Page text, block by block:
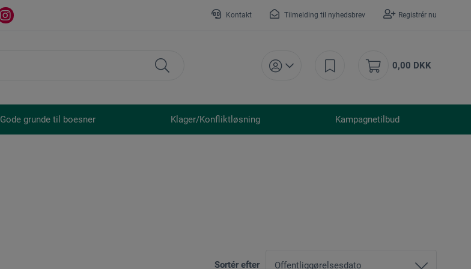
Kontakt Tilmelding til nyhedsbrev Registrér nu
0,00 DKK
Gode grunde til boesner Klager/Konfliktløsning Kampagnetilbud
Sortér efter